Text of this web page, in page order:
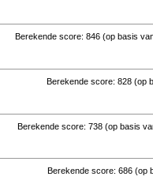
Berekende score: 846(op basis
Berekende score: 828(op
Berekende score: 738(op basis
Berekende score: 686(op